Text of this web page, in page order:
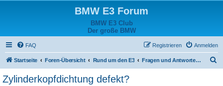
BMW E3 Forum
BMW E3 Club
Der große BMW
FAQ Anmelden
Registrieren
Startseite Foren-Übersicht Rund um den E3 Fragen und Antworten zum Fahrzeug
Zylinderkopfdichtung defekt?